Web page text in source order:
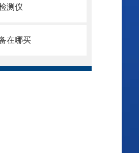
测仪
在哪买